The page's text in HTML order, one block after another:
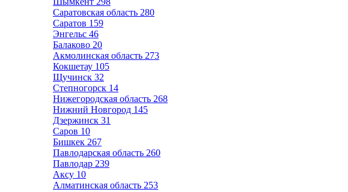
Саратовская область 280
Саратов 159
Энгельс 46
Балаково 20
Акмолинская область 273
Кокшетау 105
Щучинск 32
Степногорск 14
Нижегородская область 268
Нижний Новгород 145
Дзержинск 31
Саров 10
Бишкек 267
Павлодарская область 260
Павлодар 239
Аксу 10
Алматинская область 253